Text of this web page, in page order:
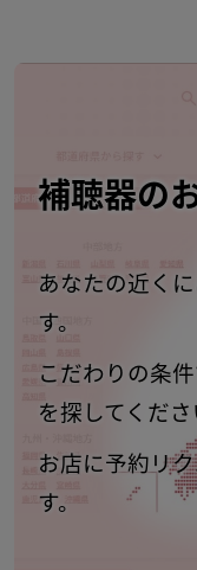
補聴器の
あなたの近く
す。
こだわりの条
を探してくださ
お店に予約リ
す。